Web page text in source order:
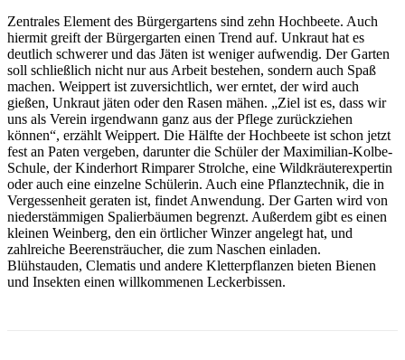
Zentrales Element des Bürgergartens sind zehn Hochbeete. Auch
hiermit greift der Bürgergarten einen Trend auf. Unkraut hat es
deutlich schwerer und das Jäten ist weniger aufwendig. Der Garten
soll schließlich nicht nur aus Arbeit bestehen, sondern auch Spaß
machen. Weippert ist zuversichtlich, wer erntet, der wird auch
gießen, Unkraut jäten oder den Rasen mähen. „Ziel ist es, dass wir
uns als Verein irgendwann ganz aus der Pflege zurückziehen
können“, erzählt Weippert. Die Hälfte der Hochbeete ist schon jetzt
fest an Paten vergeben, darunter die Schüler der Maximilian-Kolbe-
Schule, der Kinderhort Rimparer Strolche, eine Wildkräuterexpertin
oder auch eine einzelne Schülerin. Auch eine Pflanztechnik, die in
Vergessenheit geraten ist, findet Anwendung. Der Garten wird von
niederstämmigen Spalierbäumen begrenzt. Außerdem gibt es einen
kleinen Weinberg, den ein örtlicher Winzer angelegt hat, und
zahlreiche Beerensträucher, die zum Naschen einladen.
Blühstauden, Clematis und andere Kletterpflanzen bieten Bienen
und Insekten einen willkommenen Leckerbissen.